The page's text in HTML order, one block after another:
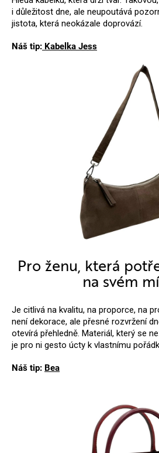
i důležitost dne, ale neupoutává
jistota, která neokázale doprovází.
Náš tip: Kabelka Jess
Pro ženu, která
na svém
Je citlivá na kvalitu, na proporce, na
není dekorace, ale přesné rozvržení
otevírá přehledně. Materiál, který se
je pro ni gesto úcty k vlastnímu
Náš tip: Bea